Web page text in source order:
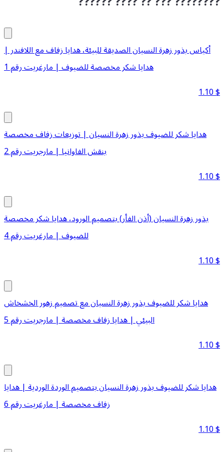
أكياس بذور زهرة النسيان الصديقة للبيئة، هدايا زفاف مع اللافندر |
هدايا شكر مخصصة للضيوف | مارغريت رقم 1
1.10$
هدايا شكر للضيوف بذور زهرة النسيان | توزيعات زفاف مخصصة
بنقش الفاوانيا | مارجريت رقم 2
1.10$
بذور زهرة النسيان (أذن الفأر) بتصميم الورود، هدايا شكر مخصصة
للضيوف | مارغريت رقم 4
1.10$
هدايا شكر للضيوف بذور زهرة النسيان مع تصميم زهور الخشخاش
البيئي | هدايا زفاف مخصصة | مارجريت رقم 5
1.10$
هدايا شكر للضيوف بذور زهرة النسيان بتصميم الوردة الوردية | هدايا
زفاف مخصصة | مارغريت رقم 6
1.10$